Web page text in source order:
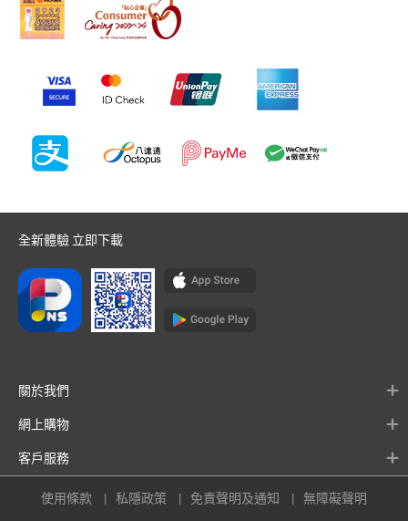
全新體驗 立即下載
關於我們
網上購物
客戶服務
使用條款 私隱政策 免責聲明及通知 無障礙聲明